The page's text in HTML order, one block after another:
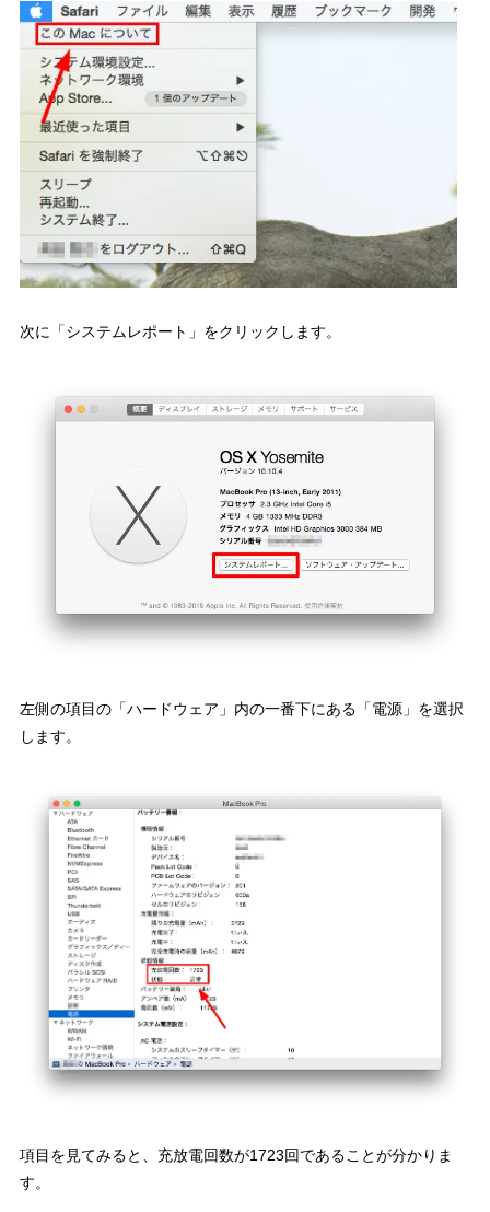
次に「システムレポート」をクリックします。
左側の項目の「ハードウェア」内の一番下にある「電源」を選択
します。
項目を見てみると、充放電回数が1723回であることが分かりま
す。